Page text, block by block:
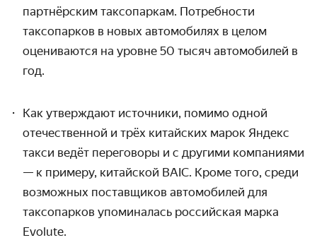
партнёрским таксопаркам. Потребности
таксопарков в новых автомобилях в целом
оцениваются на уровне 50 тысяч автомобилей в
год.
Как утверждают источники, помимо одной
отечественной и трёх китайских марок Яндекс
такси ведёт переговоры и с другими компаниями
— к примеру, китайской BAIC. Кроме того, среди
возможных поставщиков автомобилей для
таксопарков упоминалась российская марка
Evolute.